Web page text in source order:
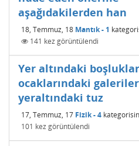
aşağıdakilerden han
18, Temmuz, 18 Mantık - 1
141 kez görüntülendi
Yer altındaki
ocaklarındaki
yeraltındaki tuz
17, Temmuz, 17 Fizik - 4
101 kez görüntülendi